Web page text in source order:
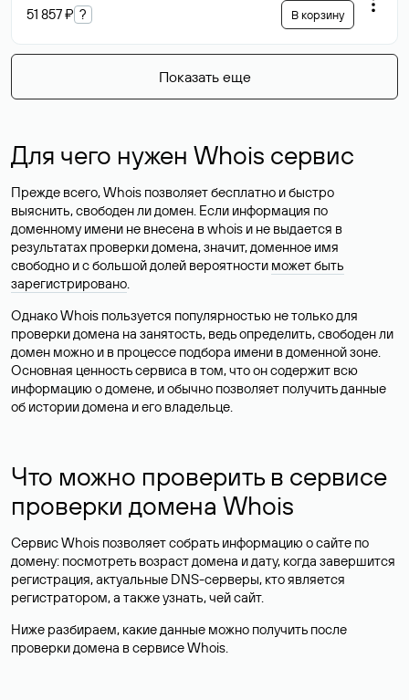
51 857 ₽ ? В корзину
Показать еще
Для чего нужен Whois сервис
Прежде всего, Whois позволяет бесплатно и быстро
выяснить, свободен ли домен. Если информация по
доменному имени не внесена в whois и не выдается в
результатах проверки домена, значит, доменное имя
свободно и с большой долей вероятности может быть
зарегистрировано.
Однако Whois пользуется популярностью не только для
проверки домена на занятость, ведь определить, свободен ли
домен можно и в процессе подбора имени в доменной зоне.
Основная ценность сервиса в том, что он содержит всю
информацию о домене, и обычно позволяет получить данные
об истории домена и его владельце.
Что можно проверить в сервисе
проверки домена Whois
Сервис Whois позволяет собрать информацию о сайте по
домену: посмотреть возраст домена и дату, когда завершится
регистрация, актуальные DNS-серверы, кто является
регистратором, а также узнать, чей сайт.
Ниже разбираем, какие данные можно получить после
проверки домена в сервисе Whois.